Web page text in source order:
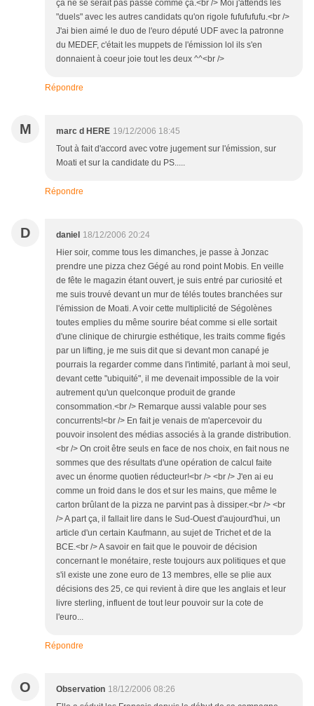
ça ne se serait pas passé comme ça.<br /> Moi j'attends les
"duels" avec les autres candidats qu'on rigole fufufufufu.<br />
J'ai bien aimé le duo de l'euro député UDF avec la patronne
du MEDEF, c'était les muppets de l'émission lol ils s'en
donnaient à coeur joie tout les deux ^^<br />
Répondre
M marc d HERE 19/12/2006 18:45
Tout à fait d'accord avec votre jugement sur l'émission, sur
Moati et sur la candidate du PS.....
Répondre
D daniel 18/12/2006 20:24
Hier soir, comme tous les dimanches, je passe à Jonzac
prendre une pizza chez Gégé au rond point Mobis. En veille
de fête le magazin étant ouvert, je suis entré par curiosité et
me suis trouvé devant un mur de télés toutes branchées sur
l'émission de Moati. A voir cette multiplicité de Ségolènes
toutes emplies du même sourire béat comme si elle sortait
d'une clinique de chirurgie esthétique, les traits comme figés
par un lifting, je me suis dit que si devant mon canapé je
pourrais la regarder comme dans l'intimité, parlant à moi seul,
devant cette "ubiquité", il me devenait impossible de la voir
autrement qu'un quelconque produit de grande
consommation.<br /> Remarque aussi valable pour ses
concurrents!<br /> En fait je venais de m'apercevoir du
pouvoir insolent des médias associés à la grande distribution.
<br /> On croit être seuls en face de nos choix, en fait nous ne
sommes que des résultats d'une opération de calcul faite
avec un énorme quotien réducteur!<br /> <br /> J'en ai eu
comme un froid dans le dos et sur les mains, que même le
carton brûlant de la pizza ne parvint pas à dissiper.<br /> <br
/> A part ça, il fallait lire dans le Sud-Ouest d'aujourd'hui, un
article d'un certain Kaufmann, au sujet de Trichet et de la
BCE.<br /> A savoir en fait que le pouvoir de décision
concernant le monétaire, reste toujours aux politiques et que
s'il existe une zone euro de 13 membres, elle se plie aux
décisions des 25, ce qui revient à dire que les anglais et leur
livre sterling, influent de tout leur pouvoir sur la cote de
l'euro...
Répondre
O Observation 18/12/2006 08:26